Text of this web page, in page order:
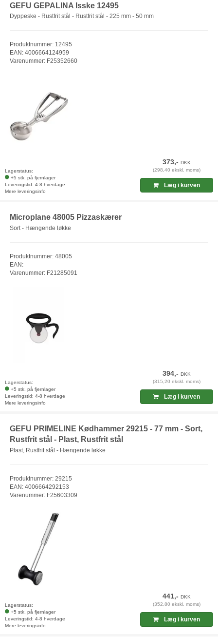
GEFU GEPALINA Isske 12495
Dyppeske - Rustfrit stål - Rustfrit stål - 225 mm - 50 mm
Produktnummer: 12495
EAN: 4006664124959
Varenummer: F25352660
Lagerstatus:
+5 stk. på fjernlager
Leveringstid: 4-8 hverdage
Mere leveringsinfo
373,-DKK
(298,40 ekskl. moms)
Læg i kurven
Microplane 48005 Pizzaskærer
Sort - Hængende løkke
Produktnummer: 48005
EAN:
Varenummer: F21285091
Lagerstatus:
+5 stk. på fjernlager
Leveringstid: 4-8 hverdage
Mere leveringsinfo
394,-DKK
(315,20 ekskl. moms)
Læg i kurven
GEFU PRIMELINE Kødhammer 29215 - 77 mm - Sort,
Rustfrit stål - Plast, Rustfrit stål
Plast, Rustfrit stål - Hængende løkke
Produktnummer: 29215
EAN: 4006664292153
Varenummer: F25603309
Lagerstatus:
+5 stk. på fjernlager
Leveringstid: 4-8 hverdage
Mere leveringsinfo
441,-DKK
(352,80 ekskl. moms)
Læg i kurven